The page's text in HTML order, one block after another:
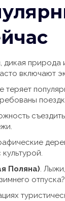
дикая
включают
теряет
Поляна).
отпуска?